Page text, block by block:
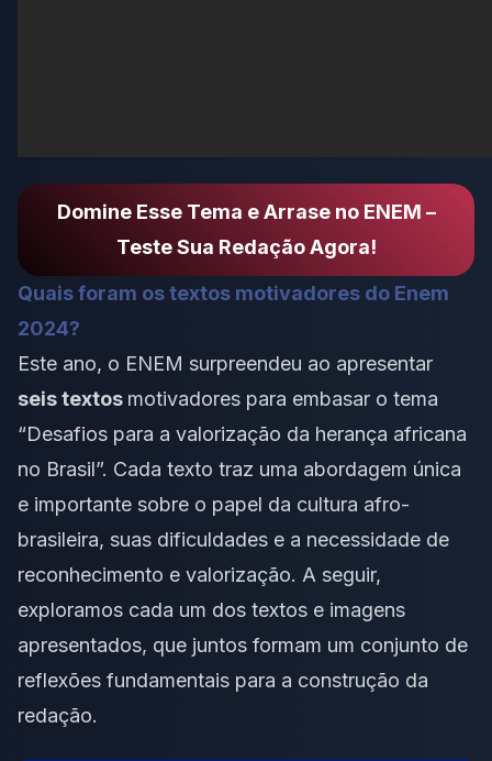
Domine Esse Tema e Arrase no ENEM –
Teste Sua Redação Agora!
Quais foram os textos motivadores do Enem
2024?
Este ano, o ENEM surpreendeu ao apresentar
seis textos motivadores para embasar o tema
“Desafios para a valorização da herança africana
no Brasil”. Cada texto traz uma abordagem única
e importante sobre o papel da cultura afro-
brasileira, suas dificuldades e a necessidade de
reconhecimento e valorização. A seguir,
exploramos cada um dos textos e imagens
apresentados, que juntos formam um conjunto de
reflexões fundamentais para a construção da
redação.